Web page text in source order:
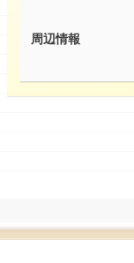
周辺情報